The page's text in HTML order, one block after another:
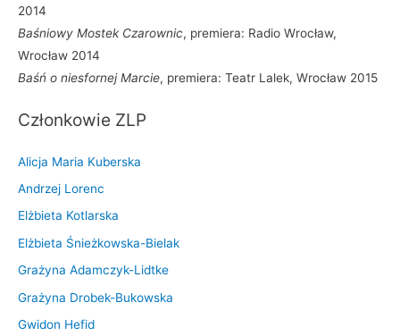
2014
Baśniowy Mostek Czarownic, premiera: Radio Wrocław,
Wrocław 2014
Baśń o niesfornej Marcie, premiera: Teatr Lalek, Wrocław 2015
Członkowie ZLP
Alicja Maria Kuberska
Andrzej Lorenc
Elżbieta Kotlarska
Elżbieta Śnieżkowska-Bielak
Grażyna Adamczyk-Lidtke
Grażyna Drobek-Bukowska
Gwidon Hefid